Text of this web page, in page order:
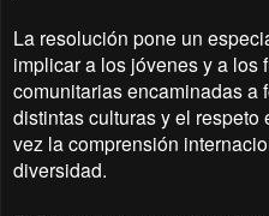
La resolución pone un
implicar a los jóvenes y a los
comunitarias encaminadas a
distintas culturas y el
vez la comprensión
diversidad.